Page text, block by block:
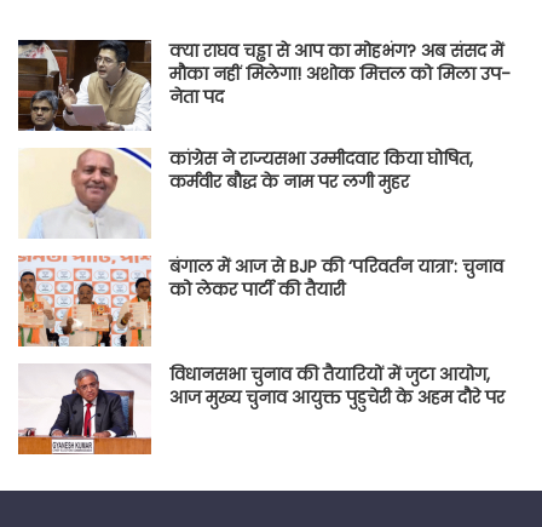
क्या राघव चड्ढा से आप का मोहभंग? अब संसद में
मौका नहीं मिलेगा! अशोक मित्तल को मिला उप-
नेता पद
कांग्रेस ने राज्यसभा उम्मीदवार किया घोषित,
कर्मवीर बौद्ध के नाम पर लगी मुहर
बंगाल में आज से BJP की ‘परिवर्तन यात्रा’: चुनाव
को लेकर पार्टी की तैयारी
विधानसभा चुनाव की तैयारियों में जुटा आयोग,
आज मुख्य चुनाव आयुक्त पुडुचेरी के अहम दौरे पर